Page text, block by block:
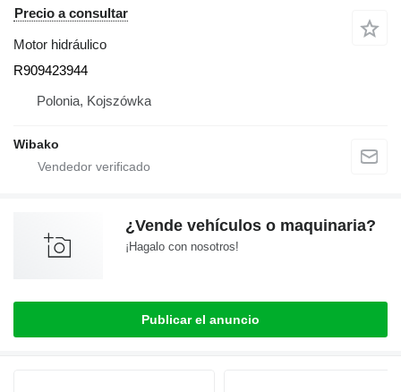
Precio a consultar
Motor hidráulico
R909423944
Polonia, Kojszówka
Wibako
¿Vende vehículos o maquinaria?
¡Hagalo con nosotros!
Publicar el anuncio